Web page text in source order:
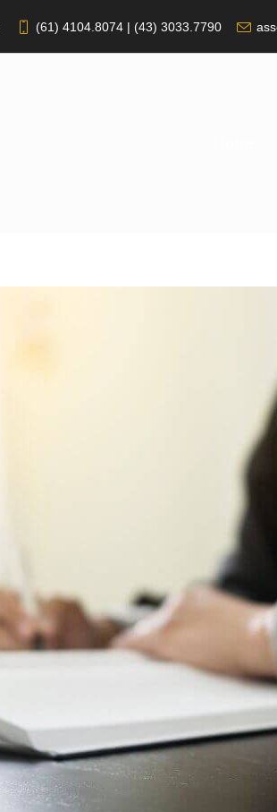
(61) 4104.8074 | (43) 3033.7790